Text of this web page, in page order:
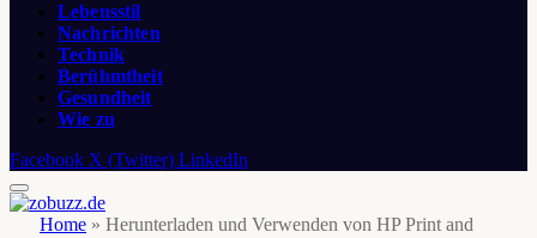
Lebensstil
Nachrichten
Technik
Berühmtheit
Gesundheit
Wie zu
Facebook X (Twitter) LinkedIn
Home » Herunterladen und Verwenden von HP Print and